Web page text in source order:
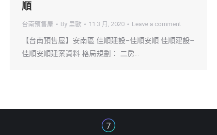
順
台南預售屋 By 里歐 11 3 月, 2020 Leave a comment
【台南預售屋】安南區 佳順建設–佳順安順 佳順建設–
佳順安順建案資料 格局規劃： 二房…